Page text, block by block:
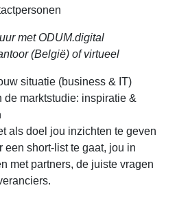
met ODUM.digital
(België) of virtueel
situatie (business & IT)
de marktstudie: inspiratie &
als doel jou inzichten te geven
een short-list te gaat, jou in
met partners, de juiste vragen